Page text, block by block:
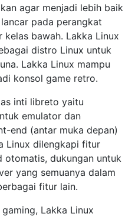
agar menjadi lebih baik
pada perangkat
bawah. Lakka Linux
distro Linux untuk
Lakka Linux mampu
konsol game retro.
inti libreto yaitu
emulator dan
end (antar muka depan)
Linux dilengkapi fitur
otomatis, dukungan untuk
yang semuanya dalam
fitur lain.
Lakka Linux